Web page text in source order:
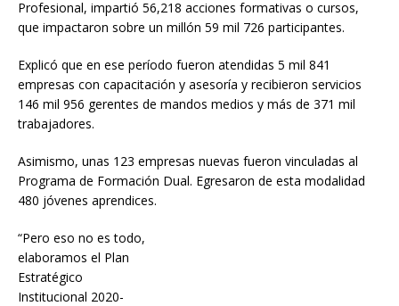
Profesional, impartió 56,218 acciones formativas o cursos,
que impactaron sobre un millón 59 mil 726 participantes.
Explicó que en ese período fueron atendidas 5 mil 841
empresas con capacitación y asesoría y recibieron servicios
146 mil 956 gerentes de mandos medios y más de 371 mil
trabajadores.
Asimismo, unas 123 empresas nuevas fueron vinculadas al
Programa de Formación Dual. Egresaron de esta modalidad
480 jóvenes aprendices.
“Pero eso no es todo,
elaboramos el Plan
Estratégico
Institucional 2020-